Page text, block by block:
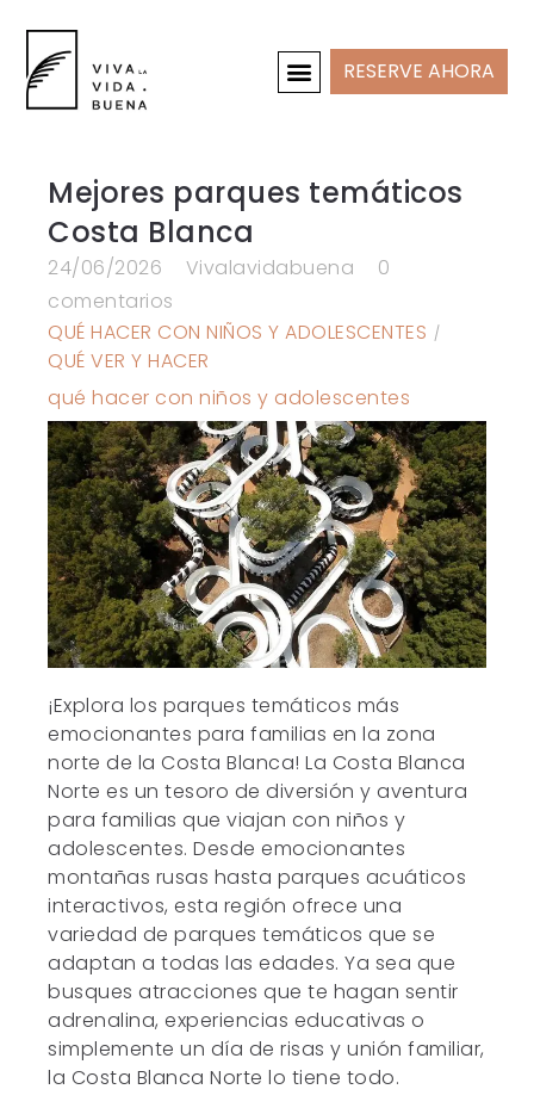
RESERVE AHORA
Mejores parques temáticos
Costa Blanca
24/06/2026 Vivalavidabuena
0
comentarios
QUÉ HACER CON NIÑOS Y ADOLESCENTES
QUÉ VER Y HACER
qué hacer con niños y adolescentes
¡Explora los parques temáticos más
emocionantes para familias en la zona
norte de la Costa Blanca! La Costa Blanca
Norte es un tesoro de diversión y aventura
para familias que viajan con niños y
adolescentes. Desde emocionantes
montañas rusas hasta parques acuáticos
interactivos, esta región ofrece una
variedad de parques temáticos que se
adaptan a todas las edades. Ya sea que
busques atracciones que te hagan sentir
adrenalina, experiencias educativas o
simplemente un día de risas y unión familiar,
la Costa Blanca Norte lo tiene todo.